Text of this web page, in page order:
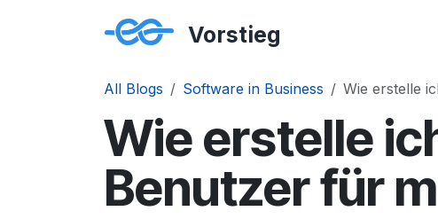
All Blogs Software in Business Wie erstelle
Wie erstelle
Benutzer für